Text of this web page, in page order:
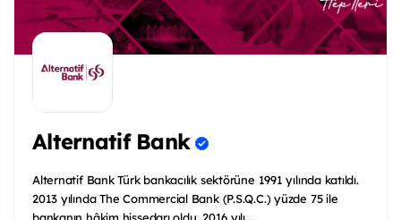
Alternatif Bank
Alternatif Bank Türk bankacılık sektörüne 1991 yılında katıldı.
2013 yılında The Commercial Bank (P.S.Q.C.) yüzde 75 ile